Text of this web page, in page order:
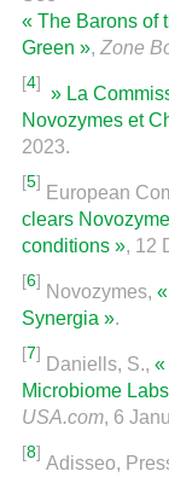
« The Barons of
Green », Zone
[4]
» La
Novozymes et
2023.
[5]
European
clears
conditions », 12
[6]
Novozymes,
Synergia ».
[7]
Daniells, S., «
Microbiome
USA.com, 6
[8]
Adisseo,